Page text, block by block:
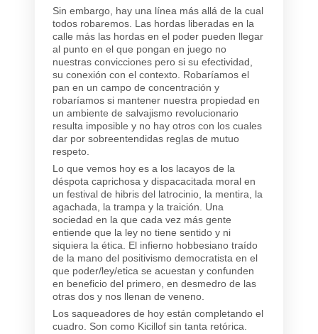
Sin embargo, hay una línea más allá de la cual
todos robaremos. Las hordas liberadas en la
calle más las hordas en el poder pueden llegar
al punto en el que pongan en juego no
nuestras convicciones pero si su efectividad,
su conexión con el contexto. Robaríamos el
pan en un campo de concentración y
robaríamos si mantener nuestra propiedad en
un ambiente de salvajismo revolucionario
resulta imposible y no hay otros con los cuales
dar por sobreentendidas reglas de mutuo
respeto.
Lo que vemos hoy es a los lacayos de la
déspota caprichosa y dispacacitada moral en
un festival de hibris del latrocinio, la mentira, la
agachada, la trampa y la traición. Una
sociedad en la que cada vez más gente
entiende que la ley no tiene sentido y ni
siquiera la ética. El infierno hobbesiano traído
de la mano del positivismo democratista en el
que poder/ley/etica se acuestan y confunden
en beneficio del primero, en desmedro de las
otras dos y nos llenan de veneno.
Los saqueadores de hoy están completando el
cuadro. Son como Kicillof sin tanta retórica.